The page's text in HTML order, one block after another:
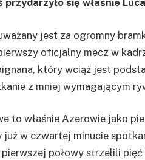
przydarzyło się właśnie
jest za ogromny
oficjalny mecz w
który wciąż jest
z mniej wymagającym
to właśnie Azerowie jako
już w czwartej minucie
połowy strzelili